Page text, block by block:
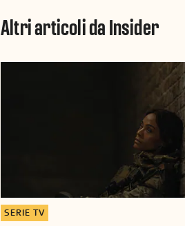
Altri articoli da Insider
SERIE TV